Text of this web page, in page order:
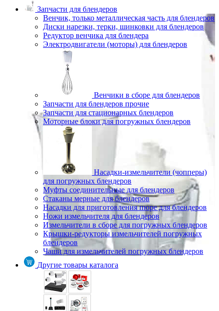
Запчасти для блендеров
Венчик, только металлическая часть для блендеров
Диски нарезки, терки, шинковки для блендеров
Редуктор венчика для блендера
Электродвигатели (моторы) для блендеров
Венчики в сборе для блендеров
Запчасти для блендеров прочие
Запчасти для стационарных блендеров
Моторные блоки для погружных блендеров
Насадки-измельчители (чопперы)
для погружных блендеров
Муфты соединительные для блендеров
Стаканы мерные для блендеров
Насадки для приготовления пюре для блендеров
Ножи измельчителя для блендеров
Измельчители в сборе для погружных блендеров
Крышки-редукторы измельчителей погружных
блендеров
Чаши для измельчителей погружных блендеров
Другие товары каталога